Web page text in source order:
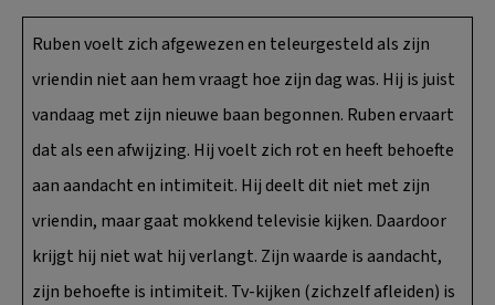
Ruben voelt zich afgewezen en teleurgesteld als zijn
vriendin niet aan hem vraagt hoe zijn dag was. Hij is juist
vandaag met zijn nieuwe baan begonnen. Ruben ervaart
dat als een afwijzing. Hij voelt zich rot en heeft behoefte
aan aandacht en intimiteit. Hij deelt dit niet met zijn
vriendin, maar gaat mokkend televisie kijken. Daardoor
krijgt hij niet wat hij verlangt. Zijn waarde is aandacht,
zijn behoefte is intimiteit. Tv-kijken (zichzelf afleiden) is